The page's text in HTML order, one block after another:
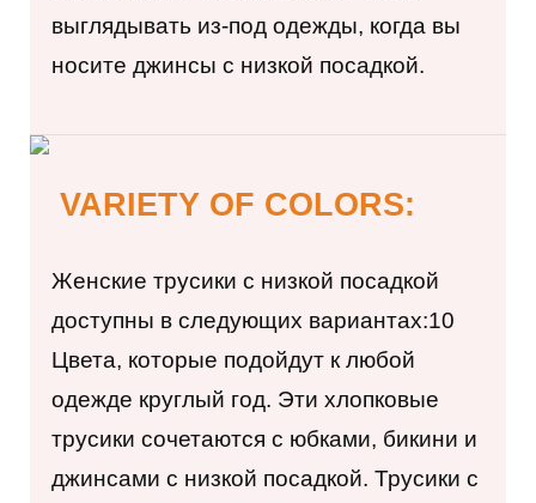
выглядывать из-под одежды, когда вы
носите джинсы с низкой посадкой.
VARIETY OF COLORS:
Женские трусики с низкой посадкой
доступны в следующих вариантах:10
Цвета, которые подойдут к любой
одежде круглый год. Эти хлопковые
трусики сочетаются с юбками, бикини и
джинсами с низкой посадкой. Трусики с